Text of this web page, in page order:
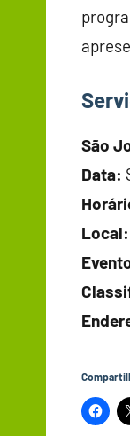
São
Data:
Local: